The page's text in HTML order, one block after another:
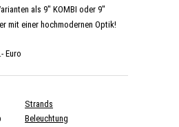
als 9" KOMBI oder 9"
mit einer hochmodernen Optik!
Euro
Strands
Beleuchtung